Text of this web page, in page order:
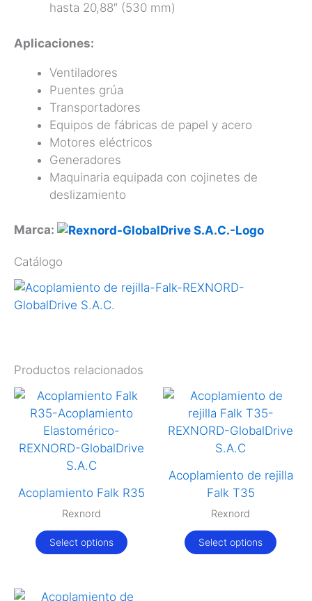
hasta 20,88″ (530 mm)
Aplicaciones:
Ventiladores
Puentes grúa
Transportadores
Equipos de fábricas de papel y acero
Motores eléctricos
Generadores
Maquinaria equipada con cojinetes de
deslizamiento
Marca:
Catálogo
Productos relacionados
Acoplamiento Falk R35
Rexnord
Select options
Acoplamiento de rejilla
Falk T35
Rexnord
Select options